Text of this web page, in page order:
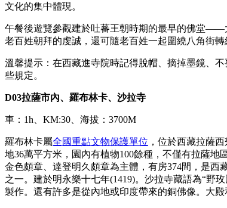
文化的集中體現。
午餐後遊覽參觀建於吐蕃王朝時期的最早的佛堂——
老百姓朝拜的虔誠，還可隨老百姓一起圍繞八角街轉
溫馨提示：在西藏進寺院時記得脫帽、摘掉墨鏡、
些規定。
D03拉薩市內、羅布林卡、沙拉寺
車：1h、KM:30、海拔：3700M
羅布林卡屬全國重點文物保護單位 ，位於西藏拉薩
地36萬平方米，園內有植物100餘種，不僅有拉薩地
金色頗章、達登明久頗章為主體，有房374間，是
之一。建於明永樂十七年(1419)。沙拉寺藏語為“野
製作。還有許多是從內地或印度帶來的銅佛像。大